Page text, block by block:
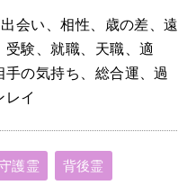
会い、相性、歳の差、遠
験、就職、天職、適
の気持ち、総合運、過
イ
護霊 背後霊